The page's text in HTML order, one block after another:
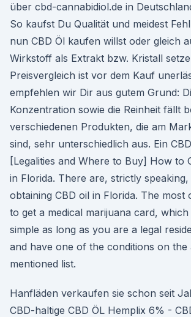
über cbd-cannabidiol.de in
So kaufst Du Qualität und meidest
nun CBD Öl kaufen willst oder gleich
Wirkstoff als Extrakt bzw. Kristall
Preisvergleich ist vor dem Kauf
empfehlen wir Dir aus gutem Grund:
Konzentration sowie die Reinheit fällt
verschiedenen Produkten, die am
sind, sehr unterschiedlich aus. Ein
[Legalities and Where to Buy] How to
in Florida. There are, strictly
obtaining CBD oil in Florida. The most
to get a medical marijuana card,
simple as long as you are a legal
and have one of the conditions on the
mentioned list.
Hanfläden verkaufen sie schon seit
CBD-haltige CBD ÖL Hemplix 6% -